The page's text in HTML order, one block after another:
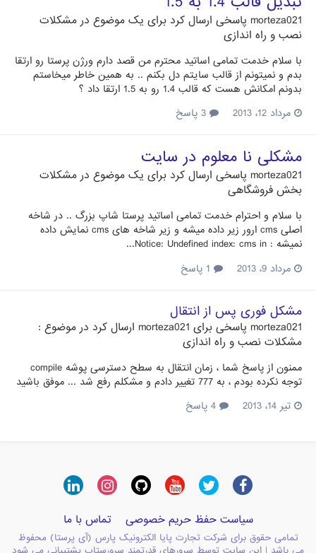
morteza021 پاسخی ارسال کرد برای یک موضوع در مشکلات
نصب و راه اندازی
با سلام خدمت تمامی اساتید محترم من قصد دارم ورژن پرستا رو ارتقا
بدم و نمیتونم از قالب سایتم دل بکنم .. به همین خاطر میخاستم
بدونم امکانش هست که قالب 1.4 رو به 1.5 ارتقا داد ؟
مرداد 12، 2013
مشکلی نا معلوم در سایت
morteza021 پاسخی ارسال کرد برای یک موضوع در مشکلات
بخش فروشگاهی
با سلام و احترام خدمت تمامی اساتید پرستا شاپ بزرگ .. در شاخه
اصلی cms ارور زیر داده میشه و زیر شاخه های cms نمایش داده
نمیشه : Notice: Undefined index: cms in...
مرداد 9، 2013
مشکل فوری پس از انتقال
morteza021 پاسخی برای morteza021 ارسال کرد در موضوع :
مشکلات نصب و راه اندازی
ممنون از پاسخ شما ، زمان انتقال به سطح دسترسی پوشه compile
توجه نکرده بودم ، به 777 تغییر دادم و مشکلم رفع شد ... موفق باشید
تیر 14، 2013
سیاست حفظ حریم خصوصی تماس با ما
تمامی حقوق برای شرکت تجارت پایا الکترونیک پارس (آی پرستا) محفوظ
می باشد | این سایت توسط سرورهای قدرتمند سرورستاپ پشتیبانی می شود